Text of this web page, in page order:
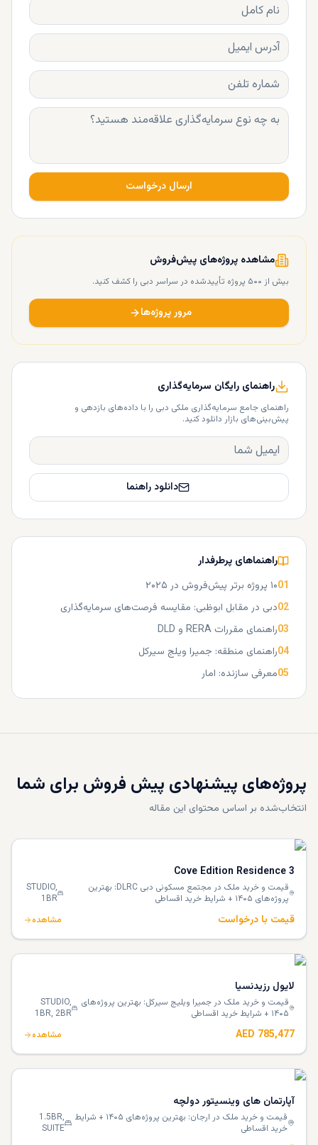
ارسال درخواست
مشاهده پروژه‌های پیش‌فروش
بیش از ۵۰۰ پروژه تأییدشده در سراسر دبی را کشف کنید.
مرور پروژه‌ها
راهنمای رایگان سرمایه‌گذاری
راهنمای جامع سرمایه‌گذاری ملکی دبی را با داده‌های بازدهی و
پیش‌بینی‌های بازار دانلود کنید.
دانلود راهنما
راهنماهای پرطرفدار
01۱۰ پروژه برتر پیش‌فروش در ۲۰۲۵
02دبی در مقابل ابوظبی: مقایسه فرصت‌های سرمایه‌گذاری
03راهنمای مقررات RERA و DLD
04راهنمای منطقه: جمیرا ویلج سیرکل
05معرفی سازنده: امار
پروژه‌های پیشنهادی پیش فروش برای شما
انتخاب‌شده بر اساس محتوای این مقاله
Cove Edition Residence 3
قیمت و خرید ملک در مجتمع مسکونی دبی DLRC: بهترین
پروژه‌های ۱۴۰۵ + شرایط خرید اقساطی
STUDIO,
1BR
قیمت با درخواست مشاهده
لایول رزیدنسیا
قیمت و خرید ملک در جمیرا ویلیج سيرکل: بهترین پروژه‌های
۱۴۰۵ + شرایط خرید اقساطی
STUDIO,
1BR, 2BR
AED 785,477 مشاهده
آپارتمان های وینسیتور دولچه
قیمت و خرید ملک در ارجان: بهترین پروژه‌های ۱۴۰۵ + شرایط
خرید اقساطی
1.5BR,
SUITE